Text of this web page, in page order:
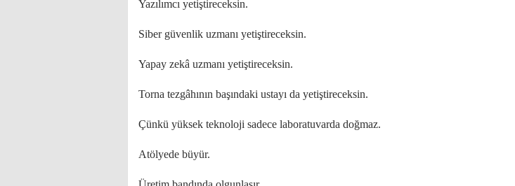
Yazılımcı yetiştireceksin.
Siber güvenlik uzmanı yetiştireceksin.
Yapay zekâ uzmanı yetiştireceksin.
Torna tezgâhının başındaki ustayı da yetiştireceksin.
Çünkü yüksek teknoloji sadece laboratuvarda doğmaz.
Atölyede büyür.